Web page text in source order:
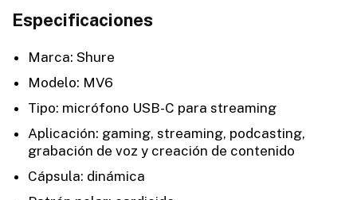
Especificaciones
Marca: Shure
Modelo: MV6
Tipo: micrófono USB-C para streaming
Aplicación: gaming, streaming, podcasting,
grabación de voz y creación de contenido
Cápsula: dinámica